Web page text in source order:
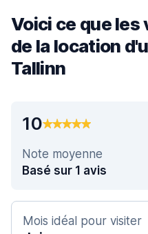
Voici ce que
de la location
Tallinn
10
Note moyenne
Basé sur 1 avis
Mois idéal pour visiter